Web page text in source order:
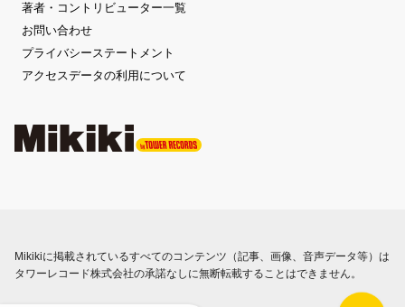
著者・コントリビューター一覧
お問い合わせ
プライバシーステートメント
アクセスデータの利用について
Mikikiに掲載されているすべてのコンテンツ（記事、画像、音声データ等）は
タワーレコード株式会社の承諾なしに無断転載することはできません。